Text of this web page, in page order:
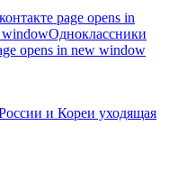
page opens in
windowОдноклассники
opens in new window
и Кореи уходящая